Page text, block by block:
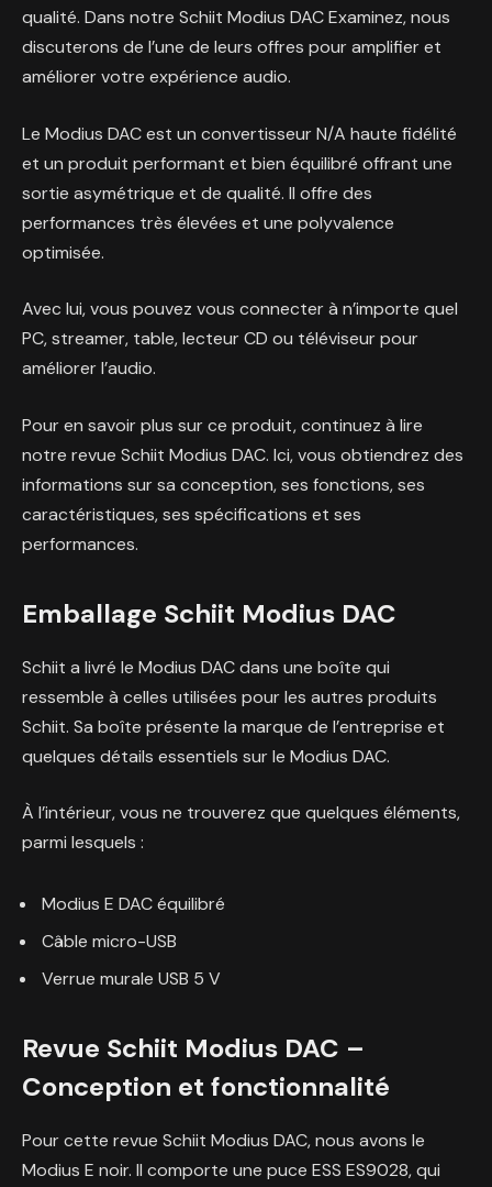
qualité. Dans notre Schiit Modius DACExaminez, nous
discuterons de l’une de leurs offres pour amplifier et
améliorer votre expérience audio.
Le Modius DAC est un convertisseur N/A haute fidélité
et un produit performant et bien équilibré offrant une
sortie asymétrique et de qualité. Il offre des
performances très élevées et une polyvalence
optimisée.
Avec lui, vous pouvez vous connecter à n’importe quel
PC, streamer, table, lecteur CD ou téléviseur pour
améliorer l’audio.
Pour en savoir plus sur ce produit, continuez à lire
notre revue Schiit Modius DAC. Ici, vous obtiendrez des
informations sur sa conception, ses fonctions, ses
caractéristiques, ses spécifications et ses
performances.
Emballage Schiit Modius DAC
Schiit a livré le Modius DAC dans une boîte qui
ressemble à celles utilisées pour les autres produits
Schiit. Sa boîte présente la marque de l’entreprise et
quelques détails essentiels sur le Modius DAC.
À l’intérieur, vous ne trouverez que quelques éléments,
parmi lesquels :
Modius E DAC équilibré
Câble micro-USB
Verrue murale USB 5 V
Revue Schiit Modius DAC –
Conception et fonctionnalité
Pour cette revue Schiit Modius DAC, nous avons le
Modius E noir. Il comporte une puce ESS ES9028, qui